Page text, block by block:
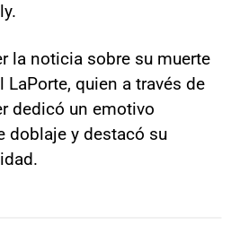
la noticia sobre su muerte
LaPorte, quien a través de
dedicó un emotivo
doblaje y destacó su